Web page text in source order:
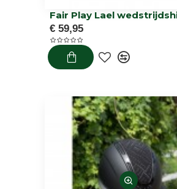
Fair Play Lael
€ 59,95